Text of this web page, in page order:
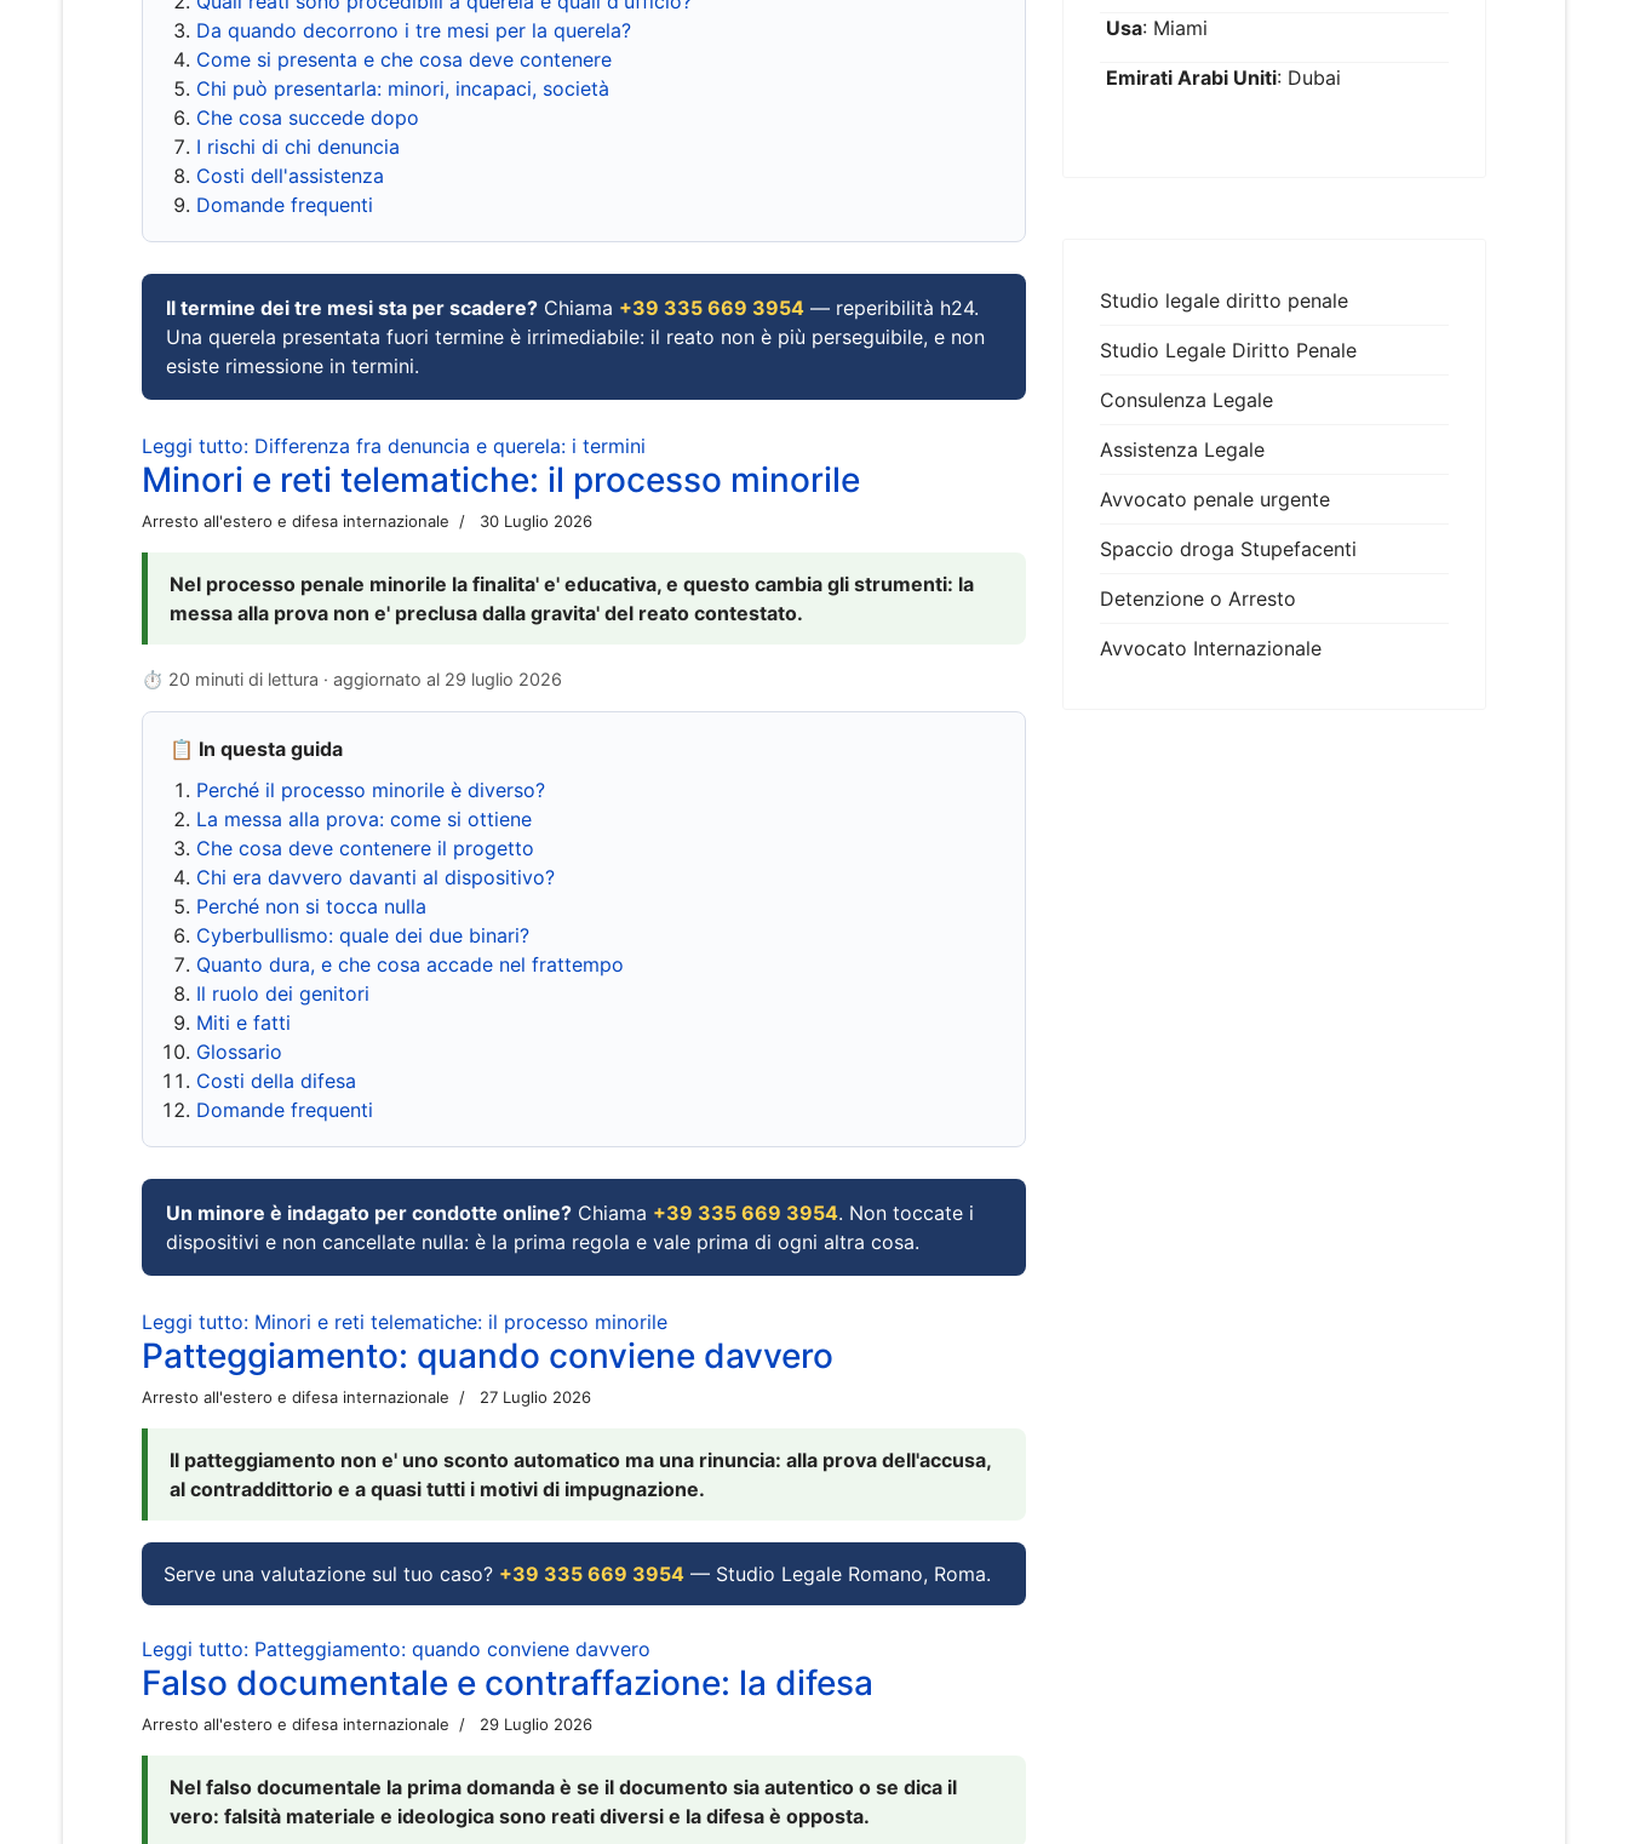
Da quando decorrono i tre mesi per la querela?
Come si presenta e che cosa deve contenere
Chi può presentarla: minori, incapaci, società
Che cosa succede dopo
I rischi di chi denuncia
Costi dell'assistenza
Domande frequenti
Il termine dei tre mesi sta per scadere? Chiama +39 335 669 3954 — reperibilità h24.
Una querela presentata fuori termine è irrimediabile: il reato non è più perseguibile, e non
esiste rimessione in termini.
Leggi tutto: Differenza fra denuncia e querela: i termini
Minori e reti telematiche: il processo minorile
Arresto all'estero e difesa internazionale 30 Luglio 2026
Nel processo penale minorile la finalita' e' educativa, e questo cambia gli strumenti: la
messa alla prova non e' preclusa dalla gravita' del reato contestato.
⏱ 20 minuti di lettura · aggiornato al 29 luglio 2026
📋 In questa guida
Perché il processo minorile è diverso?
La messa alla prova: come si ottiene
Che cosa deve contenere il progetto
Chi era davvero davanti al dispositivo?
Perché non si tocca nulla
Cyberbullismo: quale dei due binari?
Quanto dura, e che cosa accade nel frattempo
Il ruolo dei genitori
Miti e fatti
Glossario
Costi della difesa
Domande frequenti
Un minore è indagato per condotte online? Chiama +39 335 669 3954. Non toccate i
dispositivi e non cancellate nulla: è la prima regola e vale prima di ogni altra cosa.
Leggi tutto: Minori e reti telematiche: il processo minorile
Patteggiamento: quando conviene davvero
Arresto all'estero e difesa internazionale 27 Luglio 2026
Il patteggiamento non e' uno sconto automatico ma una rinuncia: alla prova dell'accusa,
al contraddittorio e a quasi tutti i motivi di impugnazione.
Serve una valutazione sul tuo caso? +39 335 669 3954 — Studio Legale Romano, Roma.
Leggi tutto: Patteggiamento: quando conviene davvero
Falso documentale e contraffazione: la difesa
Arresto all'estero e difesa internazionale 29 Luglio 2026
Nel falso documentale la prima domanda è se il documento sia autentico o se dica il
vero: falsità materiale e ideologica sono reati diversi e la difesa è opposta.
Usa: Miami
Emirati Arabi Uniti: Dubai
Studio legale diritto penale
Studio Legale Diritto Penale
Consulenza Legale
Assistenza Legale
Avvocato penale urgente
Spaccio droga Stupefacenti
Detenzione o Arresto
Avvocato Internazionale